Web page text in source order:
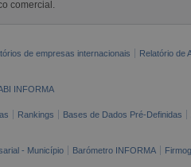
comercial.
de empresas internacionais Relatório de
INFORMA
Rankings Bases de Dados Pré-Definidas
- Município Barómetro INFORMA